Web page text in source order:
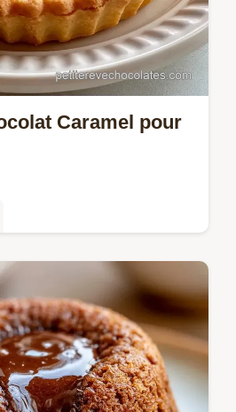
Caramel pour
de cette Tartelette
Cette recette tartelette
inclut un guide